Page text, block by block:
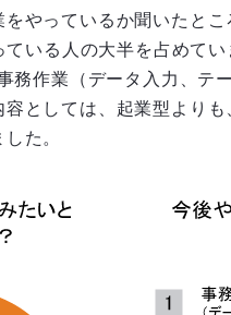
やっているか聞いたと
いる人の大半を占めて
務作業（データ入力、テ
としては、起業型より
た。